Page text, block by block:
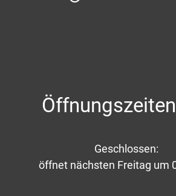
Klicken, um weitere Öffnungs-
Geschlossen:
öffnet nächsten Freitag um